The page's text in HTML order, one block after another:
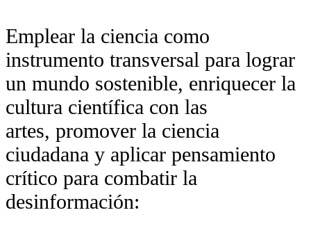
Emplear la ciencia como
instrumento transversal para lograr
un mundo sostenible, enriquecer la
cultura científica con las
artes, promover la ciencia
ciudadana y aplicar pensamiento
crítico para combatir la
desinformación: